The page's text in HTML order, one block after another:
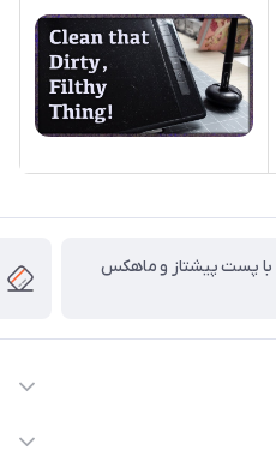
با پست پیشتاز و ماهکس